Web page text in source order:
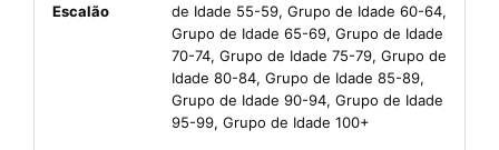
Escalão
de Idade 55-59, Grupo de Idade 60-64,
Grupo de Idade 65-69, Grupo de Idade
70-74, Grupo de Idade 75-79, Grupo de
Idade 80-84, Grupo de Idade 85-89,
Grupo de Idade 90-94, Grupo de Idade
95-99, Grupo de Idade 100+